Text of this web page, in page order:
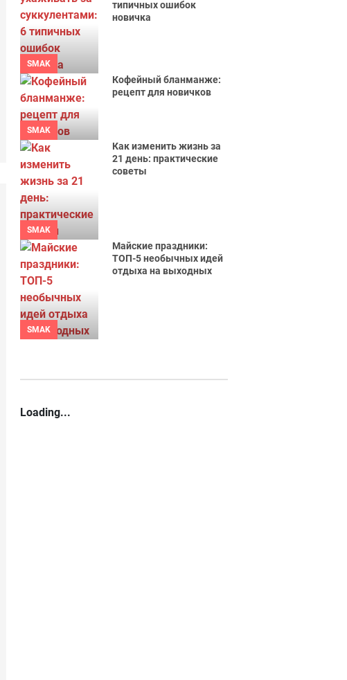
SMAK
типичных ошибок
новичка
SMAK
Кофейный бланманже:
рецепт для новичков
SMAK
Как изменить жизнь за
21 день: практические
советы
SMAK
Майские праздники:
ТОП-5 необычных идей
отдыха на выходных
Loading...